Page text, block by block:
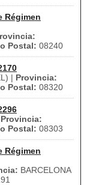
Régimen
Postal: 08240
| Provincia:
Postal: 08320
Provincia:
Postal: 08303
Régimen
BARCELONA